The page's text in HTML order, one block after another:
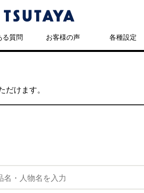
る質問 お客様の声 各種設定
だけます。